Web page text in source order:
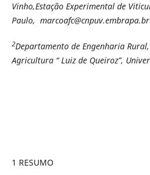
Vinho,Estação Experimental de
Paulo, marcoafc@cnpuv.embrapa.br
2Departamento de Engenharia
Agricultura “ Luiz de Queiroz”,
1 RESUMO